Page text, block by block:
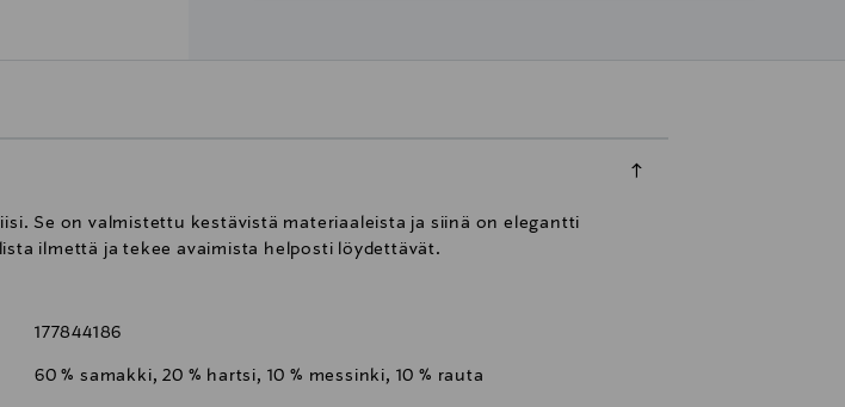
Se on valmistettu kestävistä materiaaleista ja siinä on elegantti
ilmettä ja tekee avaimista helposti löydettävät.
177844186
60 % samakki, 20 % hartsi, 10 % messinki, 10 % rauta